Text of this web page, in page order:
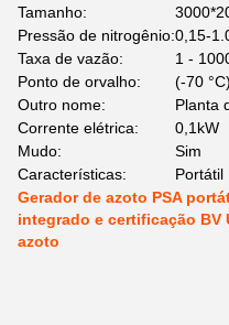
Tamanho:
Pressão de nitrogênio:0,15-
Taxa de vazão:
1 -
Ponto de orvalho:
(-70 °C)
Outro nome:
Planta
Corrente elétrica:
0,1kW
Mudo:
Sim
Características:
Portátil
Gerador de azoto PSA
integrado e certificação BV
azoto